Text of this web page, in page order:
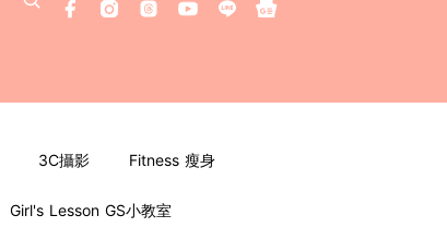
3C攝影 Fitness 瘦身
Girl's Lesson GS小教室